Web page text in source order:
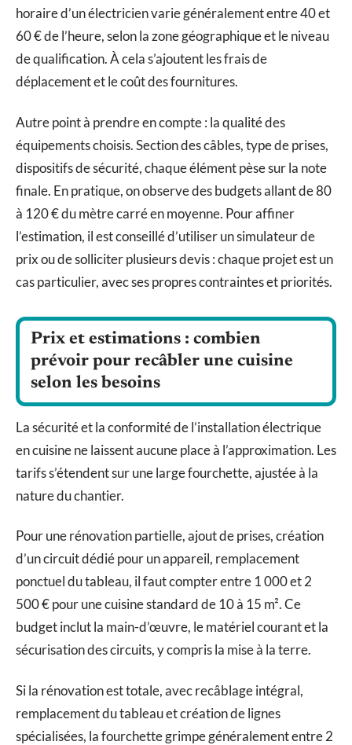
horaire d’un électricien varie généralement entre 40 et
60 € de l’heure, selon la zone géographique et le niveau
de qualification. À cela s’ajoutent les frais de
déplacement et le coût des fournitures.
Autre point à prendre en compte : la qualité des
équipements choisis. Section des câbles, type de prises,
dispositifs de sécurité, chaque élément pèse sur la note
finale. En pratique, on observe des budgets allant de 80
à 120 € du mètre carré en moyenne. Pour affiner
l’estimation, il est conseillé d’utiliser un simulateur de
prix ou de solliciter plusieurs devis : chaque projet est un
cas particulier, avec ses propres contraintes et priorités.
Prix et estimations : combien
prévoir pour recâbler une cuisine
selon les besoins
La sécurité et la conformité de l’installation électrique
en cuisine ne laissent aucune place à l’approximation. Les
tarifs s’étendent sur une large fourchette, ajustée à la
nature du chantier.
Pour une rénovation partielle, ajout de prises, création
d’un circuit dédié pour un appareil, remplacement
ponctuel du tableau, il faut compter entre 1 000 et 2
500 € pour une cuisine standard de 10 à 15 m². Ce
budget inclut la main-d’œuvre, le matériel courant et la
sécurisation des circuits, y compris la mise à la terre.
Si la rénovation est totale, avec recâblage intégral,
remplacement du tableau et création de lignes
spécialisées, la fourchette grimpe généralement entre 2